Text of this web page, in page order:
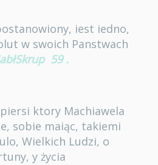
iest iedno,
w swoich Panstwach
59 .
ktory Machiawela
sobie maiąc, takiemi
Wielkich Ludzi, o
y życia